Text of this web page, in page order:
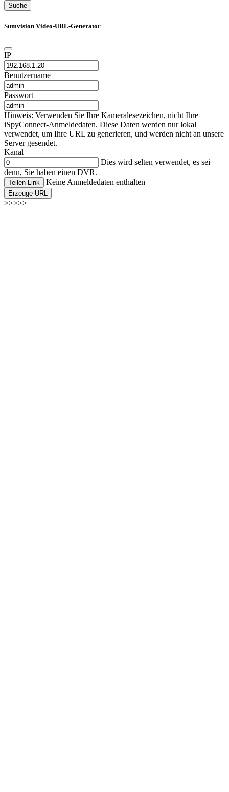
Suche
Sumvision Video-URL-Generator
IP
Benutzername
Passwort
Hinweis: Verwenden Sie Ihre Kameralesezeichen, nicht Ihre
iSpyConnect-Anmeldedaten. Diese Daten werden nur lokal
verwendet, um Ihre URL zu generieren, und werden nicht an unsere
Server gesendet.
Kanal
Dies wird selten verwendet, es sei
denn, Sie haben einen DVR.
Teilen-Link Keine Anmeldedaten enthalten
Erzeuge URL
>>>>>